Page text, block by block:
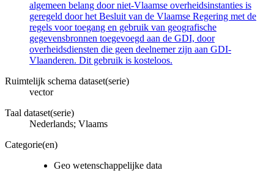
algemeen belang door niet-Vlaamse overheidsinstanties is
geregeld door het Besluit van de Vlaamse Regering met de
regels voor toegang en gebruik van geografische
gegevensbronnen toegevoegd aan de GDI, door
overheidsdiensten die geen deelnemer zijn aan GDI-
Vlaanderen. Dit gebruik is kosteloos.
Ruimtelijk schema dataset(serie)
vector
Taal dataset(serie)
Nederlands; Vlaams
Categorie(en)
Geo wetenschappelijke data